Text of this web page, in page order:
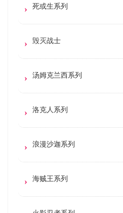
死或生系列
毁灭战士
汤姆克兰西系列
洛克人系列
浪漫沙迦系列
海贼王系列